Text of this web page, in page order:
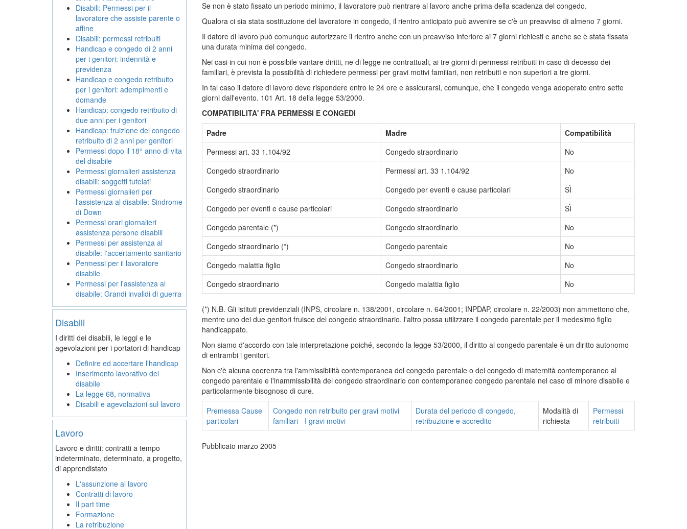
Se non è stato fissato un periodo minimo, il lavoratore può rientrare al lavoro anche prima della scadenza del congedo.
Qualora ci sia stata sostituzione del lavoratore in congedo, il rientro anticipato può avvenire se c'è un preavviso di almeno 7 giorni.
Il datore di lavoro può comunque autorizzare il rientro anche con un preavviso inferiore ai 7 giorni richiesti e anche se è stata fissata
una durata minima del congedo.
Nei casi in cui non è possibile vantare diritti, ne di legge ne contrattuali, ai tre giorni di permessi retribuiti in caso di decesso dei
familiari, è prevista la possibilità di richiedere permessi per gravi motivi familiari, non retribuiti e non superiori a tre giorni.
In tal caso il datore di lavoro deve rispondere entro le 24 ore e assicurarsi, comunque, che il congedo venga adoperato entro sette
giorni dall'evento. 101 Art. 18 della legge 53/2000.
COMPATIBILITA'FRA PERMESSI E CONGEDI
Padre
Madre
Compatibilità
Permessi art. 33 1.104/92
Congedo straordinario
No
Congedo straordinario
Permessi art. 33 1.104/92
No
Congedo straordinario
Congedo per eventi e cause particolari
SÌ
Congedo per eventi e cause particolari
Congedo straordinario
SÌ
Congedo parentale (*)
Congedo straordinario
No
Congedo straordinario (*)
Congedo parentale
No
Congedo malattia figlio
Congedo straordinario
No
Congedo straordinario
Congedo malattia figlio No
(*) N.B. Gli istituti previdenziali (INPS, circolare n. 138/2001, circolare n. 64/2001; INPDAP, circolare n. 22/2003) non ammettono che,
mentre uno dei due genitori fruisce del congedo straordinario, l'altro possa utilizzare il congedo parentale per il medesimo figlio
handicappato.
Non siamo d'accordo con tale interpretazione poiché, secondo la legge 53/2000, il diritto al congedo parentale è un diritto autonomo
di entrambi i genitori.
Non c'è alcuna coerenza tra l'ammissibilità contemporanea del congedo parentale o del congedo di maternità contemporaneo al
congedo parentale e l'inammissibilità del congedo straordinario con contemporaneo congedo parentale nel caso di minore disabile e
particolarmente bisognoso di cure.
Premessa Cause
particolari
Congedo non retribuito per gravi motivi
familiari - I gravi motivi
Durata del periodo di congedo,
retribuzione e accredito
Modalità di
richiesta
Permessi
retribuiti
Pubblicato marzo 2005
Disabili: Permessi per il
lavoratore che assiste parente o
affine
Disabili: permessi retribuiti
Handicap e congedo di 2 anni
per i genitori: indennità e
previdenza
Handicap e congedo retribuito
per i genitori: adempimenti e
domande
Handicap: congedo retribuito di
due anni per i genitori
Handicap: fruizione del congedo
retribuito di 2 anni per genitori
Permessi dopo il 18° anno di vita
del disabile
Permessi giornalieri assistenza
disabili: soggetti tutelati
Permessi giornalieri per
l'assistenza al disabile: Sindrome
di Down
Permessi orari giornalieri
assistenza persone disabili
Permessi per assistenza al
disabile: l'accertamento sanitario
Permessi per il lavoratore
disabile
Permessi per l'assistenza al
disabile: Grandi invalidi di guerra
Disabili
I diritti dei disabili, le leggi e le
agevolazioni per i portatori di handicap
Definire ed accertare l'handicap
Inserimento lavorativo del
disabile
La legge 68, normativa
Disabili e agevolazioni sul lavoro
Lavoro
Lavoro e diritti: contratti a tempo
indeterminato, determinato, a progetto,
di apprendistato
L'assunzione al lavoro
Contratti di lavoro
Il part time
Formazione
La retribuzione